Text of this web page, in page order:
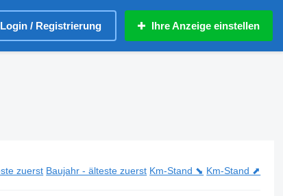
Login / Registrierung Ihre Anzeige einstellen
zuerst Baujahr - älteste zuerst Km-Stand ⬊ Km-Stand ⬈